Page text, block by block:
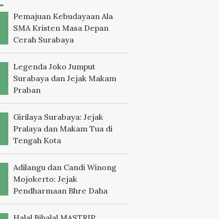
Pemajuan Kebudayaan Ala
SMA Kristen Masa Depan
Cerah Surabaya
Legenda Joko Jumput
Surabaya dan Jejak Makam
Praban
Girilaya Surabaya: Jejak
Pralaya dan Makam Tua di
Tengah Kota
Adilangu dan Candi Winong
Mojokerto: Jejak
Pendharmaan Bhre Daha